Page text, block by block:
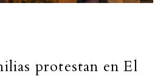
protestan en El